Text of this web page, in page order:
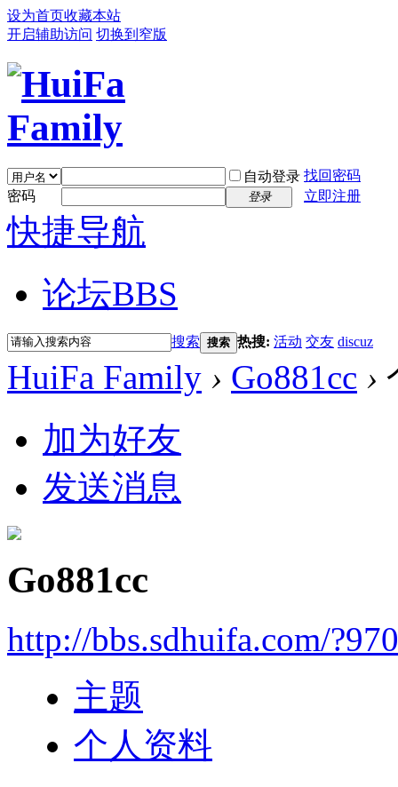
设为首页收藏本站
开启辅助访问 切换到窄版
自动登录 找回密码
密码
登录 立即注册
快捷导航
论坛BBS
搜索 搜索 热搜: 活动 交友 discuz
HuiFa Family › Go881cc ›
加为好友
发送消息
Go881cc
http://bbs.sdhuifa.com/
主题
个人资料